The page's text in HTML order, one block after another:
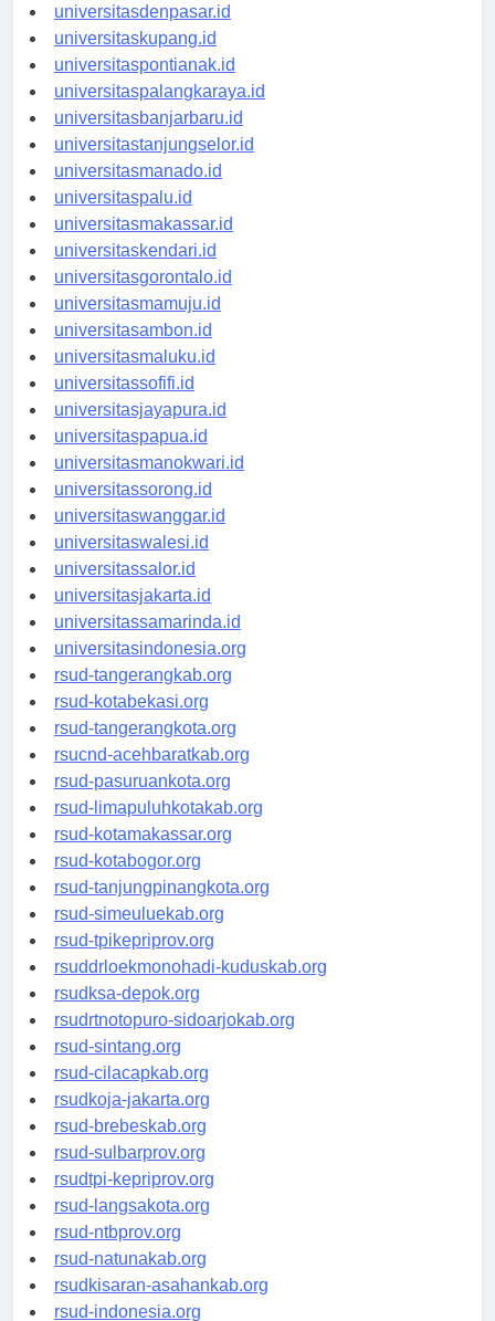
universitasbali.id
universitasdenpasar.id
universitaskupang.id
universitaspontianak.id
universitaspalangkaraya.id
universitasbanjarbaru.id
universitastanjungselor.id
universitasmanado.id
universitaspalu.id
universitasmakassar.id
universitaskendari.id
universitasgorontalo.id
universitasmamuju.id
universitasambon.id
universitasmaluku.id
universitassofifi.id
universitasjayapura.id
universitaspapua.id
universitasmanokwari.id
universitassorong.id
universitaswanggar.id
universitaswalesi.id
universitassalor.id
universitasjakarta.id
universitassamarinda.id
universitasindonesia.org
rsud-tangerangkab.org
rsud-kotabekasi.org
rsud-tangerangkota.org
rsucnd-acehbaratkab.org
rsud-pasuruankota.org
rsud-limapuluhkotakab.org
rsud-kotamakassar.org
rsud-kotabogor.org
rsud-tanjungpinangkota.org
rsud-simeuluekab.org
rsud-tpikepriprov.org
rsuddrloekmonohadi-kuduskab.org
rsudksa-depok.org
rsudrtnotopuro-sidoarjokab.org
rsud-sintang.org
rsud-cilacapkab.org
rsudkoja-jakarta.org
rsud-brebeskab.org
rsud-sulbarprov.org
rsudtpi-kepriprov.org
rsud-langsakota.org
rsud-ntbprov.org
rsud-natunakab.org
rsudkisaran-asahankab.org